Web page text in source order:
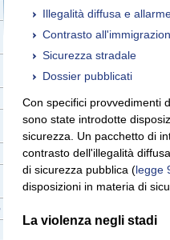
Illegalità diffusa e
Contrasto
Sicurezza stradale
Dossier pubblicati
Con specifici provvedimenti
sono state introdotte
sicurezza. Un pacchetto di
contrasto dell'illegalità
di sicurezza pubblica (legge
disposizioni in materia di
La violenza negli stadi